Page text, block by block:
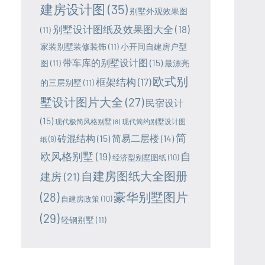
建房设计图 (35) 别墅外观效果图
(11) 别墅设计图纸及效果图大全 (18)
家装别墅装修装饰(11)小开间自建房户型
图 (11)带车库的别墅设计图 (15)最漂亮
的三层别墅 (11)框架结构 (17) 欧式别
墅设计图片大全 (27) 民宿设计
(15) 现代极简风格别墅(8) 现代简约别墅设计图
纸(9) 砖混结构 (15)简易二层楼 (14)简
欧风格别墅 (19)经济型别墅图纸(10) 自
建房(21) 自建房图纸大全图册
(28) 自建房政策(10)豪华别墅图片
(29)轻钢别墅 (11)